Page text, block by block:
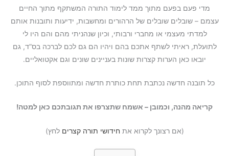
p
p
n
k
מדי פעם בפעם מתוך ממד לימוד התורה המשתקף מתוך החיים
עצמם – שובלים שובלים של הרהורים ומחשבות, ידיעות ותובנות אותם
למדתי מעצמי או מחברי ורבותי, וכיון שנהניתי מהם והם היו לי
לתועלת, ראיתי לשתף אתכם בהם ויהיו הם גם לכם לברכה בס”ד, גם
יובאו כאן הערות קצרות שונות בעניינים שונים וגם אקטואליים.
כל תובנה חדשה נכתבת תחת כותרת חדשה ומתווספת לסוף התוכן.
קריאה מהנה, וכמובן – אשמח שתצרפו את תגובתכם כאן למטה!
(אם רצונך לקרוא את חידושי תורה קצרים לחץ)